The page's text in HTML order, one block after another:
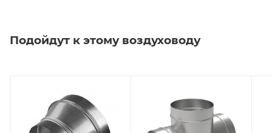
Подойдут к этому воздуховоду